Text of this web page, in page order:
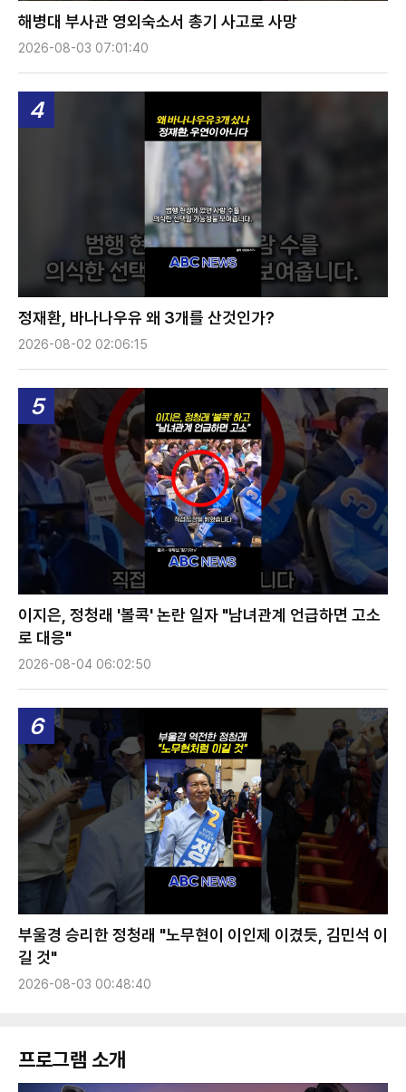
해병대 부사관 영외숙소서 총기 사고로 사망
2026-08-03 07:01:40
4
정재환, 바나나우유 왜 3개를 산것인가?
2026-08-02 02:06:15
5
이지은, 정청래 '볼콕' 논란 일자 "남녀관계 언급하면 고소
로 대응"
2026-08-04 06:02:50
6
부울경 승리한 정청래 "노무현이 이인제 이겼듯, 김민석 이
길 것"
2026-08-03 00:48:40
프로그램 소개